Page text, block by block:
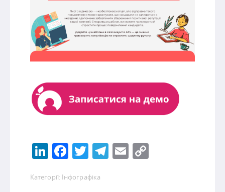
LinkedIn
Facebook
Twitter
Telegram
Email
Категорії: Інфографіка